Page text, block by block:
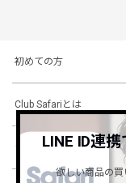
初めての方
Club Safariとは
ショッピングガイド
LINE ID連
欲しい商品の